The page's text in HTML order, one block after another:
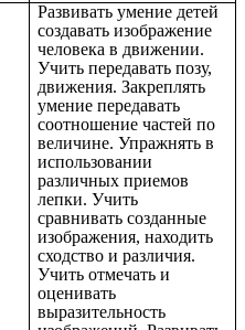
Развивать умение детей
создавать изображение
человека в движении.
Учить передавать позу,
движения. Закреплять
умение передавать
соотношение частей по
величине. Упражнять в
использовании
различных приемов
лепки. Учить
сравнивать созданные
изображения, находить
сходство и различия.
Учить отмечать и
оценивать
выразительность